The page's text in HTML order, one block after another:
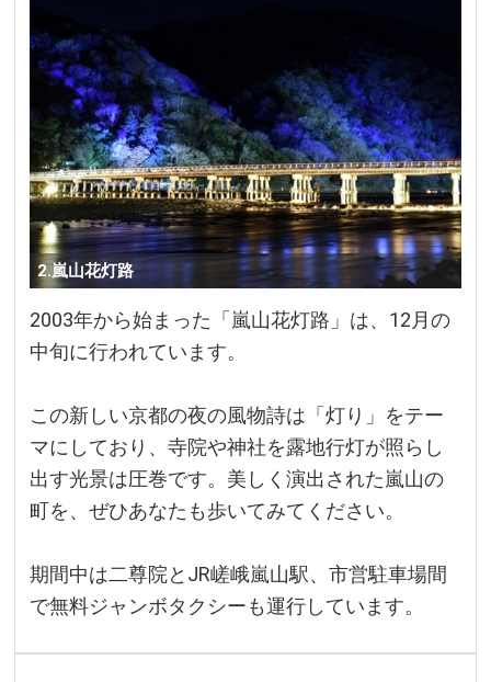
2.嵐山花灯路
2003年から始まった「嵐山花灯路」は、12月の
中旬に行われています。
この新しい京都の夜の風物詩は「灯り」をテー
マにしており、寺院や神社を露地行灯が照らし
出す光景は圧巻です。美しく演出された嵐山の
町を、ぜひあなたも歩いてみてください。
期間中は二尊院とJR嵯峨嵐山駅、市営駐車場間
で無料ジャンボタクシーも運行しています。